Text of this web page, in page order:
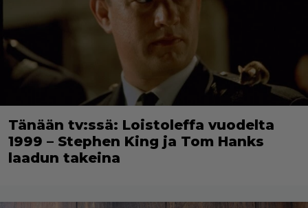
Tänään tv:ssä: Loistoleffa vuodelta
1999 – Stephen King ja Tom Hanks
laadun takeina